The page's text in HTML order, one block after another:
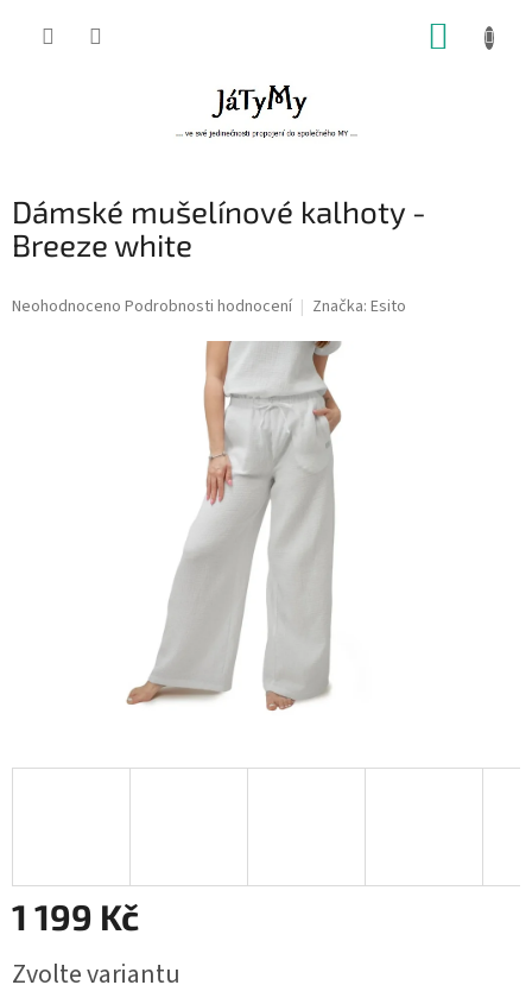
Dámské mušelínové kalhoty -
Breeze white
Průměrné
Neohodnoceno Podrobnosti hodnocení Značka: Esito
1 199 Kč
cena:
Zvolte variantu